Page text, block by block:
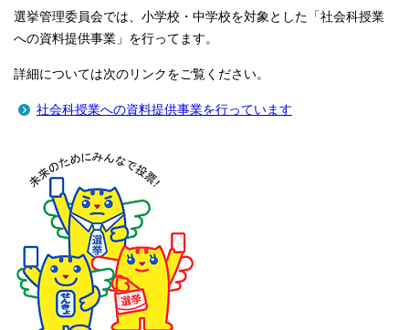
選挙管理委員会では、小学校・中学校を対象とした「社会科授業
への資料提供事業」を行ってます。
詳細については次のリンクをご覧ください。
社会科授業への資料提供事業を行っています